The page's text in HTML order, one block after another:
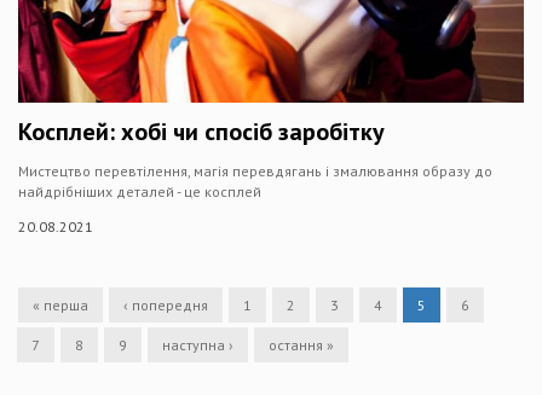
Косплей: хобі чи спосіб заробітку
Мистецтво перевтілення, магія перевдягань і змалювання образу до
найдрібніших деталей - це косплей
20.08.2021
« перша ‹ попередня 1 2 3 4 5 6
7 8 9 наступна › остання »